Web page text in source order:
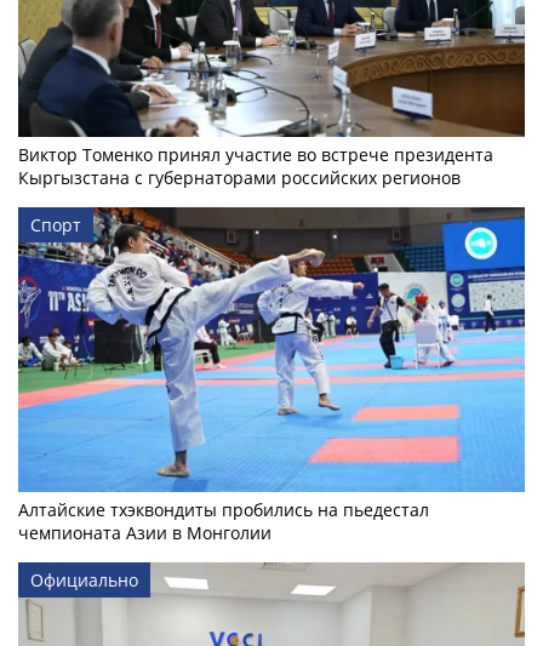
Виктор Томенко принял участие во встрече президента
Кыргызстана с губернаторами российских регионов
Спорт
Алтайские тхэквондиты пробились на пьедестал
чемпионата Азии в Монголии
Официально